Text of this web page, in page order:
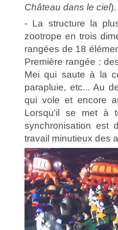
Château dans le ciel).
- La structure la
zootrope en trois
rangées de 18
Première rangée :
Mei qui saute à la
parapluie, etc... Au
qui vole et encore
Lorsqu'il se met à
synchronisation est
travail minutieux des